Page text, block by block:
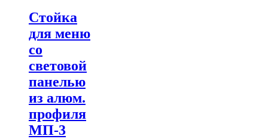
Стойка
для меню
со
световой
панелью
из алюм.
профиля
МП-3